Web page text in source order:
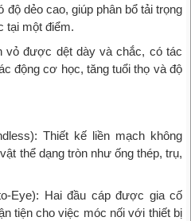
độ dẻo cao, giúp phân bổ tải trọng
tại một điểm.
vỏ được dệt dày và chắc, có tác
động cơ học, tăng tuổi thọ và độ
Thiết kế liền mạch không
thể dạng tròn như ống thép, trụ,
Eye): Hai đầu cáp được gia cố
tiện cho việc móc nối với thiết bị